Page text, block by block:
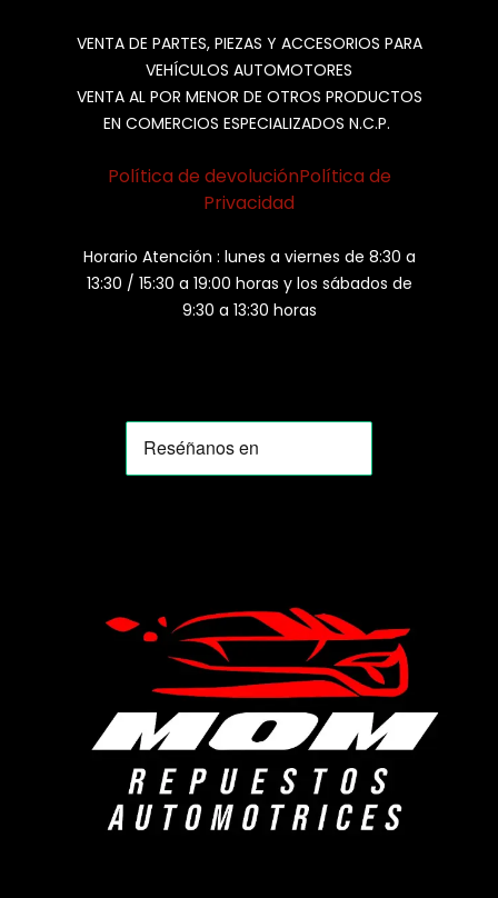
VENTA DE PARTES, PIEZAS Y ACCESORIOS PARA
VEHÍCULOS AUTOMOTORES
VENTA AL POR MENOR DE OTROS PRODUCTOS
EN COMERCIOS ESPECIALIZADOS N.C.P.
Política de devoluciónPolítica de
Privacidad
Horario Atención : lunes a viernes de 8:30 a
13:30 / 15:30 a 19:00 horas y los sábados de
9:30 a 13:30 horas